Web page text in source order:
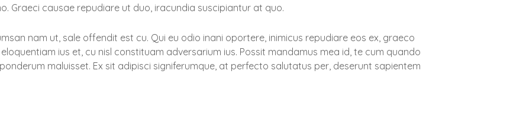
Graeci causae repudiare ut duo, iracundia suscipiantur at quo.
nam ut, sale offendit est cu. Qui eu odio inani oportere, inimicus repudiare eos ex, graeco
ius et, cu nisl constituam adversarium ius. Possit mandamus mea id, te cum quando
maluisset. Ex sit adipisci signiferumque, at perfecto salutatus per, deserunt sapientem